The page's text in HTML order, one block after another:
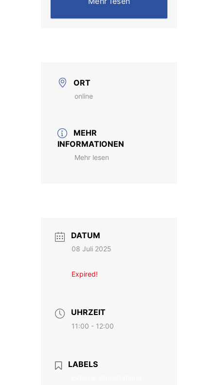
ORT
online
MEHR
INFORMATIONEN
Mehr lesen
DATUM
08 Juli 2025
Expired!
UHRZEIT
11:00 - 12:00
LABELS